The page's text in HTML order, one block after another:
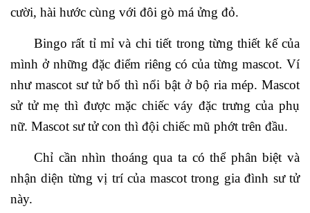
cười, hài hước cùng với đôi gò má ửng đỏ.
Bingo rất tỉ mỉ và chi tiết trong từng thiết kế của
mình ở những đặc điểm riêng có của từng mascot. Ví
như mascot sư tử bố thì nổi bật ở bộ ria mép. Mascot
sử tử mẹ thì được mặc chiếc váy đặc trưng của phụ
nữ. Mascot sư tử con thì đội chiếc mũ phớt trên đầu.
Chỉ cần nhìn thoáng qua ta có thể phân biệt và
nhận diện từng vị trí của mascot trong gia đình sư tử
này.